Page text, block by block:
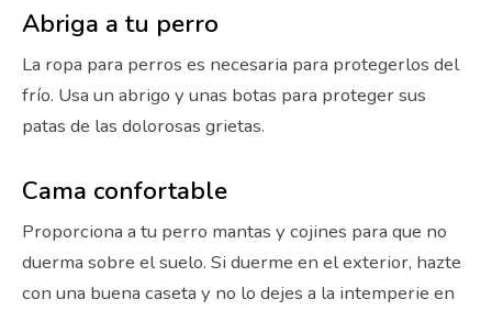
Abriga a tu perro
La ropa para perros es necesaria para protegerlos del
frío. Usa un abrigo y unas botas para proteger sus
patas de las dolorosas grietas.
Cama confortable
Proporciona a tu perro mantas y cojines para que no
duerma sobre el suelo. Si duerme en el exterior, hazte
con una buena caseta y no lo dejes a la intemperie en